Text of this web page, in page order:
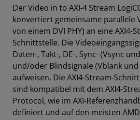
Der Video in to AXI-4 Stream
konvertiert gemeinsame parallele
von einem DVI PHY) an eine AXI4-
Schnittstelle. Die
Daten-, Takt-, DE-, Sync- (Vsync
und/oder Blindsignale (Vblank und
aufweisen. Die AXI4-Stream-
sind kompatibel mit dem AXI4-
Protocol, wie im AXI-
definiert und auf den meisten